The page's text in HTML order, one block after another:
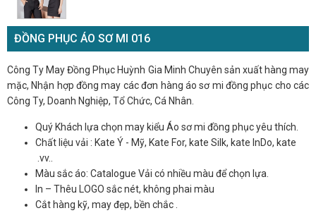
ĐỒNG PHỤC ÁO SƠ MI 016
Công Ty May Đồng Phục Huỳnh Gia Minh Chuyên sản xuất hàng may
mặc, Nhận hợp đồng may các đơn hàng áo sơ mi đồng phục cho các
Công Ty, Doanh Nghiệp, Tổ Chức, Cá Nhân.
Quý Khách lựa chọn may kiểu Áo sơ mi đồng phục yêu thích.
Chất liệu vải : Kate Ý - Mỹ, Kate For, kate Silk, kate InDo, kate
.vv..
Màu sắc áo: Catalogue Vải có nhiều màu để chọn lựa.
In – Thêu LOGO sắc nét, không phai màu
Cắt hàng kỹ, may đẹp, bền chắc .